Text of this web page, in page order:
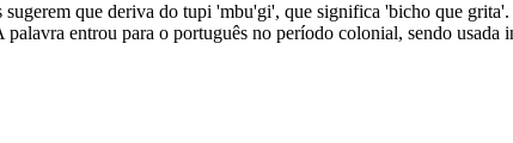
que deriva do tupi 'mbu'gi', que significa 'bicho que
entrou para o português no período colonial, sendo usada